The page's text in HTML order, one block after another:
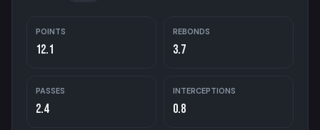
POINTS
12.1
REBONDS
3.7
PASSES
2.4
INTERCEPTIONS
0.8